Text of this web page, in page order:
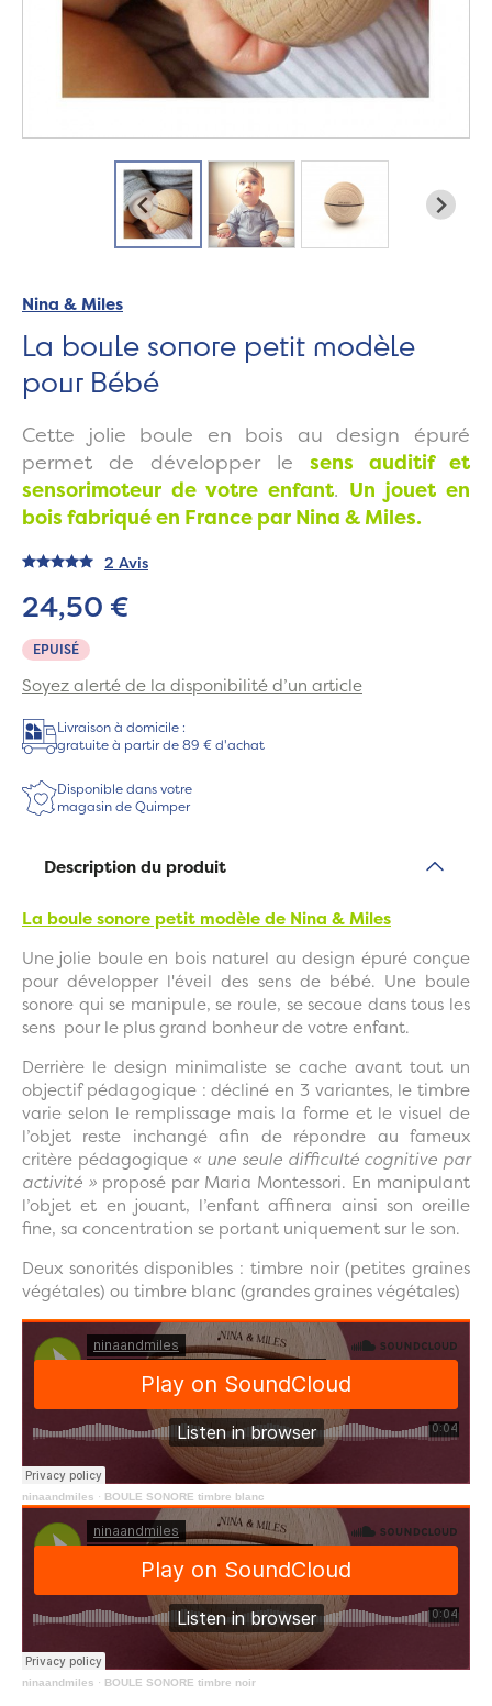
Nina & Miles
La boule sonore petit modèle
pour Bébé
Cette jolie boule en bois au design épuré
permet de développer le sens auditif et
sensorimoteur de votre enfant. Un jouet en
bois fabriqué en France par Nina & Miles.
2 Avis
EPUISÉ
24,50 €
Soyez alerté de la disponibilité d’un article
Livraison à domicile :
gratuite à partir de 89 € d'achat
Disponible dans votre
magasin de Quimper
Description du produit
La boule sonore petit modèle de Nina & Miles
Une jolie boule en bois naturel au design épuré conçue
pour développer l'éveil des sens de bébé. Une boule
sonore qui se manipule, se roule, se secoue dans tous les
sens pour le plus grand bonheur de votre enfant.
Derrière le design minimaliste se cache avant tout un
objectif pédagogique : décliné en 3 variantes, le timbre
varie selon le remplissage mais la forme et le visuel de
l’objet reste inchangé afin de répondre au fameux
critère pédagogique « une seule difficulté cognitive par
activité » proposé par Maria Montessori. En manipulant
l’objet et en jouant, l’enfant affinera ainsi son oreille
fine, sa concentration se portant uniquement sur le son.
Deux sonorités disponibles : timbre noir (petites graines
végétales) ou timbre blanc (grandes graines végétales)
ninaandmiles · BOULE SONORE timbre blanc
ninaandmiles · BOULE SONORE timbre noir